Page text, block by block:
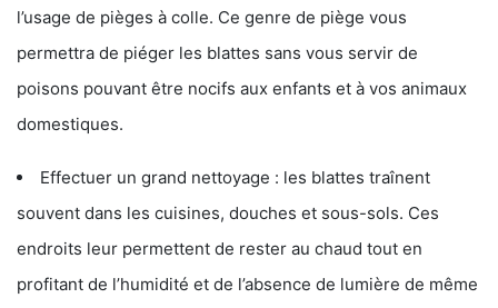
l’usage de pièges à colle. Ce genre de piège vous
permettra de piéger les blattes sans vous servir de
poisons pouvant être nocifs aux enfants et à vos animaux
domestiques.
Effectuer un grand nettoyage : les blattes traînent
souvent dans les cuisines, douches et sous-sols. Ces
endroits leur permettent de rester au chaud tout en
profitant de l’humidité et de l’absence de lumière de même